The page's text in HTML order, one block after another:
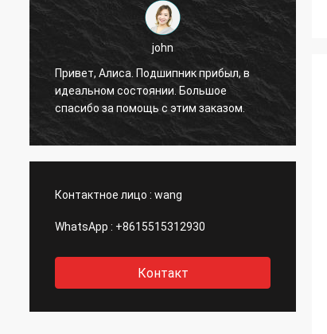
john
Привет, Алиса. Подшипник прибыл, в
идеальном состоянии. Большое
спасибо за помощь с этим заказом.
Контактное лицо : wang
WhatsApp : +8615515312930
Контакт